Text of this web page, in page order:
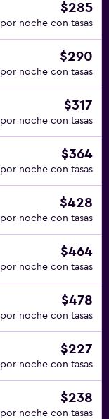
$285
por noche con tasas
$290
por noche con tasas
$317
por noche con tasas
$364
por noche con tasas
$428
por noche con tasas
$464
por noche con tasas
$478
por noche con tasas
$227
por noche con tasas
$238
por noche con tasas